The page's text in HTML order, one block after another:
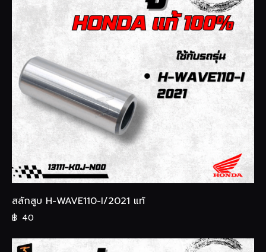
สลักสูบ H-WAVE110-I/2021 แท้
฿ 40